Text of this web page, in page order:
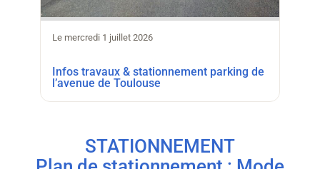
Le mercredi 1 juillet 2026
Infos travaux & stationnement parking de
l’avenue de Toulouse
STATIONNEMENT